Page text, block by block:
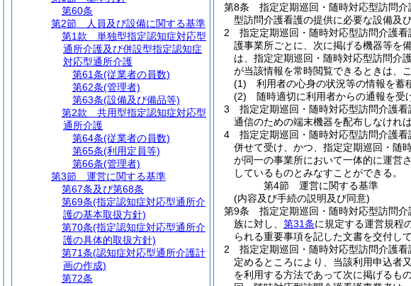
第8条
指定定期巡回・随時対応型訪問
型訪問介護看護の提供に必要な設備及
2
指定定期巡回・随時対応型訪問介護
護事業所ごとに、次に掲げる機器等を
は、指定定期巡回・随時対応型訪問介
が当該情報を常時閲覧できるときは、
(1)
利用者の心身の状況等の情報を蓄
(2)
随時適切に利用者からの通報を受
3
指定定期巡回・随時対応型訪問介護
通信のための端末機器を配布しなければ
4
指定定期巡回・随時対応型訪問介護
併せて受け、かつ、指定定期巡回・随
が同一の事業所において一体的に運営
しているものとみなすことができる。
第4節
運営に関する基準
(内容及び手続の説明及び同意)
第9条
指定定期巡回・随時対応型訪問
族に対し、 第31条に規定する運営規程
られる重要事項を記した文書を交付し
2
指定定期巡回・随時対応型訪問介護
定めるところにより、当該利用申込者
を利用する方法であって次に掲げるも
第60条
第2節
人員及び設備に関する基準
第1款
単独型指定認知症対応型
通所介護及び併設型指定認知症
対応型通所介護
第61条(従業者の員数)
第62条(管理者)
第63条(設備及び備品等)
第2款
共用型指定認知症対応型
通所介護
第64条(従業者の員数)
第65条(利用定員等)
第66条(管理者)
第3節
運営に関する基準
第67条及び第68条
第69条(指定認知症対応型通所介
護の基本取扱方針)
第70条(指定認知症対応型通所介
護の具体的取扱方針)
第71条(認知症対応型通所介護計
画の作成)
第72条